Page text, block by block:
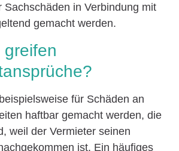
Sachschäden in Verbindung mit
gemacht werden.
greifen
für Schäden an
haftbar gemacht werden, die
weil der Vermieter seinen
ist. Ein häufiges